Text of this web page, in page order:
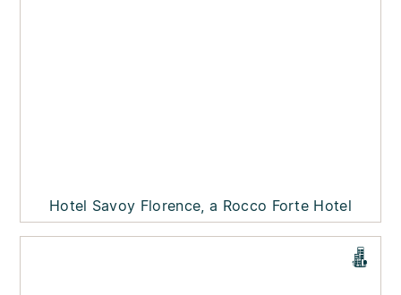
Hotel Savoy Florence, a Rocco Forte Hotel